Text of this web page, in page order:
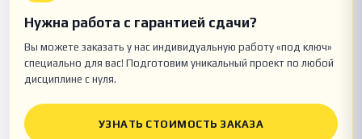
Нужна работа с гарантией сдачи?
Вы можете заказать у нас индивидуальную работу «под ключ»
специально для вас! Подготовим уникальный проект по любой
дисциплине с нуля.
УЗНАТЬ СТОИМОСТЬ ЗАКАЗА